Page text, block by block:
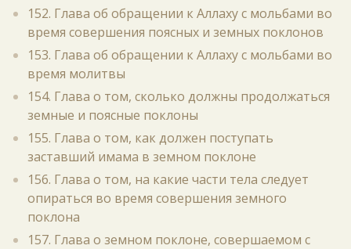
152. Глава об обращении к Аллаху с мольбами во
время совершения поясных и земных поклонов
153. Глава об обращении к Аллаху с мольбами во
время молитвы
154. Глава о том, сколько должны продолжаться
земные и поясные поклоны
155. Глава о том, как должен поступать
заставший имама в земном поклоне
156. Глава о том, на какие части тела следует
опираться во время совершения земного
поклона
157. Глава о земном поклоне, совершаемом с